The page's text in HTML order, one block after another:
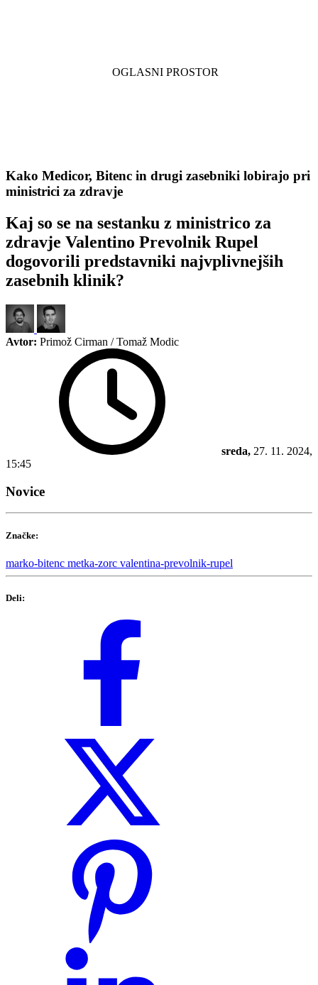
Kako Medicor, Bitenc in drugi zasebniki lobirajo pri
ministrici za zdravje
Kaj so se na sestanku z ministrico za
zdravje Valentino Prevolnik Rupel
dogovorili predstavniki najvplivnejših
zasebnih klinik?
Avtor: Primož Cirman / Tomaž Modic
sreda, 27. 11. 2024,
15:45
Novice
Značke:
marko-bitenc metka-zorc valentina-prevolnik-rupel
Deli: